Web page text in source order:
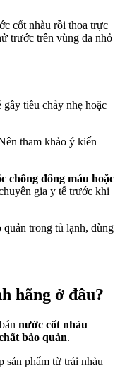
cốt nhàu rồi thoa trực
trước trên vùng da nhỏ
tiêu chảy nhẹ hoặc
tham khảo ý kiến
chống đông máu hoặc
gia y tế trước khi
quản trong tủ lạnh, dùng
hãng ở đâu?
nước cốt nhàu
bảo quản.
sản phẩm từ trái nhàu